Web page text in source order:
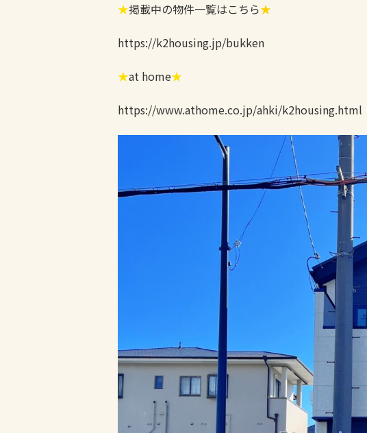
★掲載中の物件一覧はこちら★
https://k2housing.jp/bukken
★at home★
https://www.athome.co.jp/ahki/k2housing.html